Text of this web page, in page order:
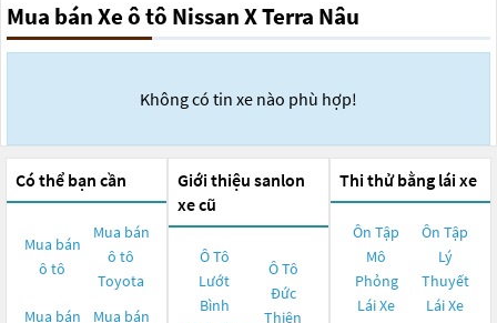
Mua bán Xe ô tô Nissan X Terra Nâu
Không có tin xe nào phù hợp!
Có thể bạn cần
Mua bán
ô tô
Mua bán
ô tô
Toyota
Mua bán
Mua bán
Giới thiệu sanlon
xe cũ
Ô Tô
Lướt
Bình
Ô Tô
Đức
Thiện
Thi thử bằng lái xe
Ôn Tập
Mô
Phỏng
Lái Xe
Ôn Tập
Lý
Thuyết
Lái Xe